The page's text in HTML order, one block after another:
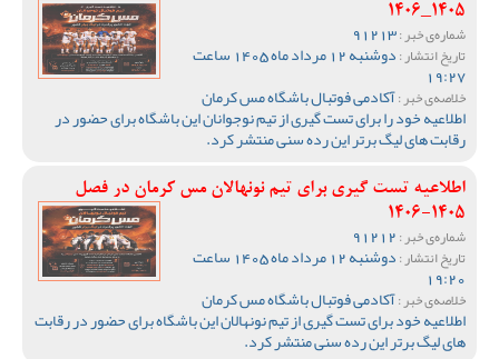
1405_1406
شماره‌ی خبر :
تاریخ انتشار : دوشنبه 12 مرداد ماه 1405 ساعت
19:27
خلاصه‌ی خبر :آکادمی فوتبال باشگاه مس کرمان
اطلاعیه خود را برای تست گیری از تیم نوجوانان این باشگاه برای حضور در
رقابت های لیگ برتر این رده سنی منتشر کرد.
اطلاعیه تست گیری برای تیم نونهالان مس کرمان در فصل
1405-1406
شماره‌ی خبر :
تاریخ انتشار : دوشنبه 12 مرداد ماه 1405 ساعت
19:20
خلاصه‌ی خبر :آکادمی فوتبال باشگاه مس کرمان
اطلاعیه خود برای تست گیری از تیم نونهالان این باشگاه برای حضور در رقابت
های لیگ برتر این رده سنی منتشر کرد.